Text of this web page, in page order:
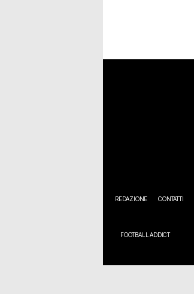
REDAZIONE CONTATTI
FOOTBALL ADDICT